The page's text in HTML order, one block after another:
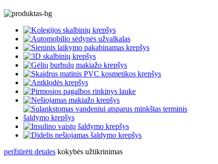
peržiūrėti detales kokybės užtikrinimas